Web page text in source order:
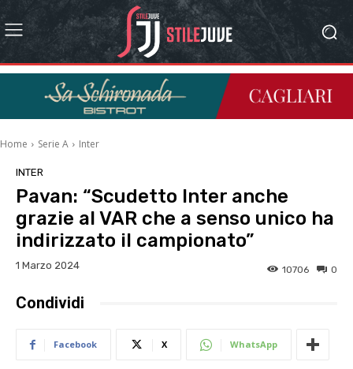
Home Serie A Inter
INTER
Pavan: “Scudetto Inter anche
grazie al VAR che a senso unico ha
indirizzato il campionato”
1 Marzo 2024 0
10706
Condividi
Facebook X WhatsApp